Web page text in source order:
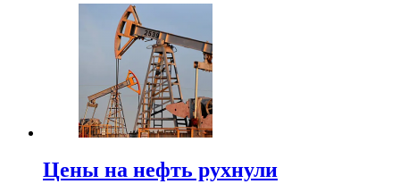
Цены на нефть рухнули